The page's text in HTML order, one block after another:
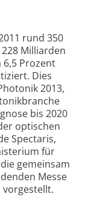
rund 350
Milliarden
6,5 Prozent
Dies
2013,
bis 2020
optischen
Spectaris,
für
gemeinsam
Messe
vorgestellt.